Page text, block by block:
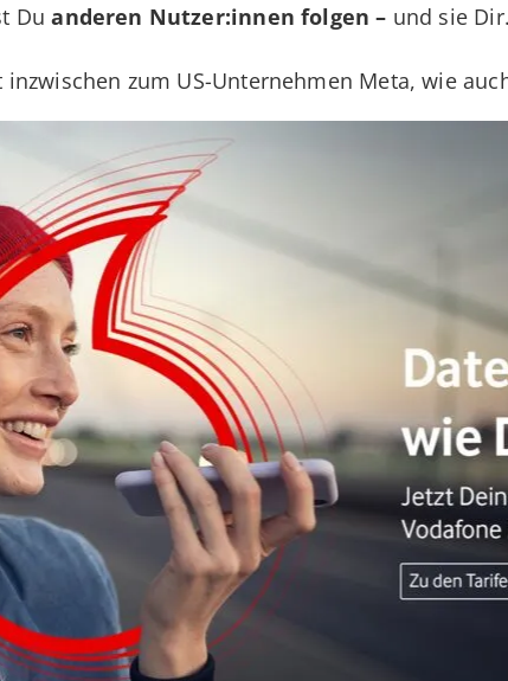
Duanderen Nutzer:innen folgen – und sie
zum US-Unternehmen Meta, wie